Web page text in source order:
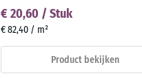
€ 20,60 / Stuk
€ 82,40 / m²
Product bekijken